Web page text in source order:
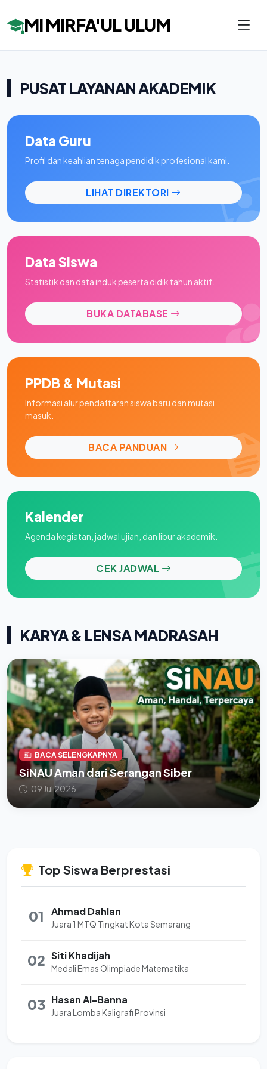
MI MIRFA'UL ULUM
PUSAT LAYANAN AKADEMIK
Data Guru
Profil dan keahlian tenaga pendidik profesional kami.
LIHAT DIREKTORI
Data Siswa
Statistik dan data induk peserta didik tahun aktif.
BUKA DATABASE
PPDB & Mutasi
Informasi alur pendaftaran siswa baru dan mutasi
masuk.
BACA PANDUAN
Kalender
Agenda kegiatan, jadwal ujian, dan libur akademik.
CEK JADWAL
KARYA & LENSA MADRASAH
BACA SELENGKAPNYA
SiNAU Aman dari Serangan Siber
09 Jul 2026
Top Siswa Berprestasi
01 Ahmad Dahlan
Juara 1 MTQ Tingkat Kota Semarang
02 Siti Khadijah
Medali Emas Olimpiade Matematika
03 Hasan Al-Banna
Juara Lomba Kaligrafi Provinsi